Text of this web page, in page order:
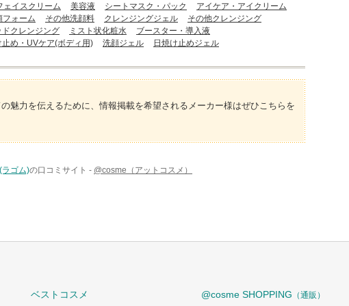
ェイスクリーム 美容液 シートマスク・パック
アイケア・アイクリーム
フォーム その他洗顔料 クレンジングジェル
その他クレンジング
ドクレンジング ミスト状化粧水
ブースター・導入液
止め・UVケア(ボディ用) 洗顔ジェル
日焼け止めジェル
魅力を伝えるために、情報掲載を希望されるメーカー様はぜひこちらを
ラゴム)の口コミサイト - @cosme（アットコスメ）
ベストコスメ @cosme SHOPPING （通販）